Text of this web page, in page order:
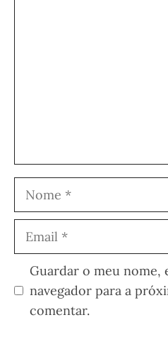
Nome
Email
Guardar o meu nome,
navegador para a
comentar.